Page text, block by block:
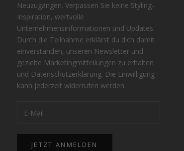
Neuzugängen. Verpassen Sie keine Styling-
Inspiration, wertvolle
Unternehmensinformationen und Updates.
Durch die Teilnahme erklärst du dich damit
einverstanden, unseren Newsletter und
gezielte Marketingmitteilungen zu erhalten
und Datenschutzerklärung. Die Einwilligung
kann jederzeit widerrufen werden.
JETZT ANMELDEN